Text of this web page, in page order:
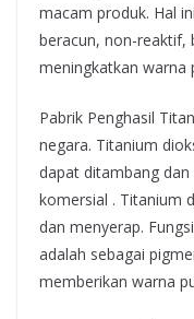
macam produk. Hal
beracun, non-reaktif,
meningkatkan warna
Pabrik Penghasil
negara. Titanium
dapat ditambang
komersial . Titanium
dan menyerap.
adalah sebagai
memberikan warna